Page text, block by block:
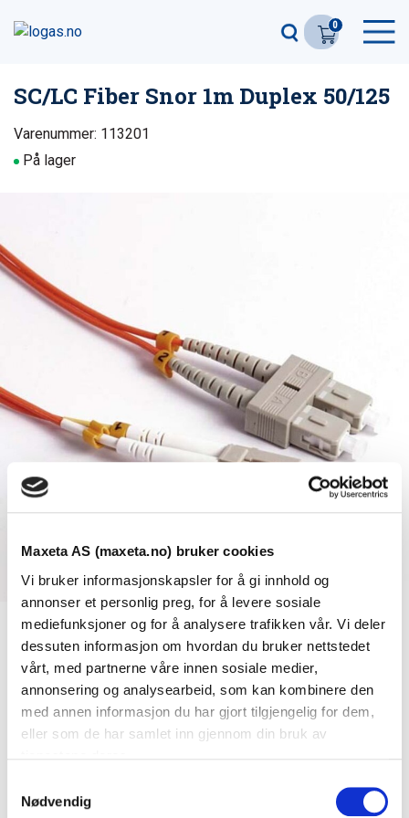
Maxeta AS (maxeta.no) bruker cookies
Vi bruker informasjonskapsler for å gi innhold og
annonser et personlig preg, for å levere sosiale
mediefunksjoner og for å analysere trafikken vår. Vi deler
dessuten informasjon om hvordan du bruker nettstedet
vårt, med partnerne våre innen sosiale medier,
annonsering og analysearbeid, som kan kombinere den
med annen informasjon du har gjort tilgjengelig for dem,
eller som de har samlet inn gjennom din bruk av
Nødvendig
0
Se dokumenter
Dokumenter
SC/LC Fiber Snor 1m Duplex 50/125
Varenummer: 113201
På lager